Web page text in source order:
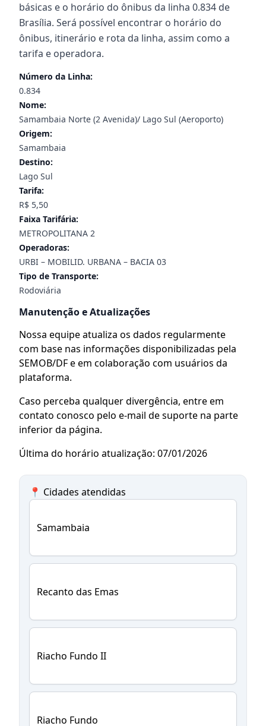
básicas e o horário do ônibus da linha 0.834 de
Brasília. Será possível encontrar o horário do
ônibus, itinerário e rota da linha, assim como a
tarifa e operadora.
Número da Linha:
0.834
Nome:
Samambaia Norte (2 Avenida)/ Lago Sul (Aeroporto)
Origem:
Samambaia
Destino:
Lago Sul
Tarifa:
R$ 5,50
Faixa Tarifária:
METROPOLITANA 2
Operadoras:
URBI – MOBILID. URBANA – BACIA 03
Tipo de Transporte:
Rodoviária
Manutenção e Atualizações
Nossa equipe atualiza os dados regularmente
com base nas informações disponibilizadas pela
SEMOB/DF e em colaboração com usuários da
plataforma.
Caso perceba qualquer divergência, entre em
contato conosco pelo e-mail de suporte na parte
inferior da página.
Última do horário atualização: 07/01/2026
📍 Cidades atendidas
Samambaia
Recanto das Emas
Riacho Fundo II
Riacho Fundo